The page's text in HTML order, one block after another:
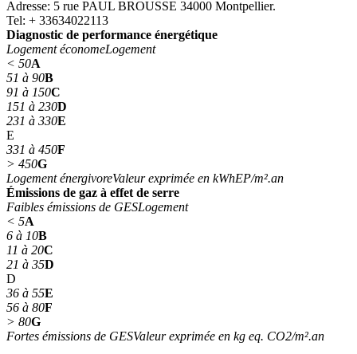
Adresse: 5 rue PAUL BROUSSE 34000 Montpellier.
Tel: + 33634022113
Diagnostic de performance énergétique
Logement économeLogement
< 50A
51 à 90B
91 à 150C
151 à 230D
231 à 330E
E
331 à 450F
> 450G
Logement énergivoreValeur exprimée en kWhEP/m².an
Émissions de gaz à effet de serre
Faibles émissions de GESLogement
< 5A
6 à 10B
11 à 20C
21 à 35D
D
36 à 55E
56 à 80F
> 80G
Fortes émissions de GESValeur exprimée en kg eq. CO2/m².an